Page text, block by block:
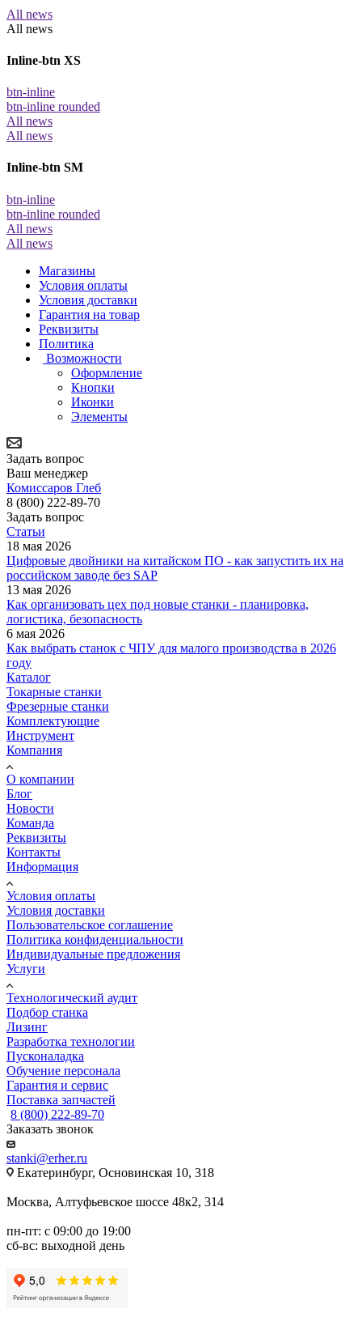
All news
All news
Inline-btn XS
btn-inline
btn-inline rounded
All news
All news
Inline-btn SM
btn-inline
btn-inline rounded
All news
All news
Магазины
Условия оплаты
Условия доставки
Гарантия на товар
Реквизиты
Политика
Возможности
Оформление
Кнопки
Иконки
Элементы
Задать вопрос
Ваш менеджер
Комиссаров Глеб
8 (800) 222-89-70
Задать вопрос
Статьи
18 мая 2026
Цифровые двойники на китайском ПО - как запустить их на
российском заводе без SAP
13 мая 2026
Как организовать цех под новые станки - планировка,
логистика, безопасность
6 мая 2026
Как выбрать станок с ЧПУ для малого производства в 2026
году
Каталог
Токарные станки
Фрезерные станки
Комплектующие
Инструмент
Компания
О компании
Блог
Новости
Команда
Реквизиты
Контакты
Информация
Условия оплаты
Условия доставки
Пользовательское соглашение
Политика конфиденциальности
Индивидуальные предложения
Услуги
Технологический аудит
Подбор станка
Лизинг
Разработка технологии
Пусконаладка
Обучение персонала
Гарантия и сервис
Поставка запчастей
8 (800) 222-89-70
Заказать звонок
stanki@erher.ru
Екатеринбург, Основинская 10, 318
Москва, Алтуфьевское шоссе 48к2, 314
пн-пт: с 09:00 до 19:00
сб-вс: выходной день